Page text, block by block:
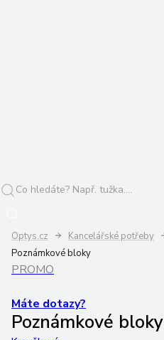
Optys.cz Kancelářské potřeby
Poznámkové bloky
PROMO
Máte dotazy?
Poznámkové bloky